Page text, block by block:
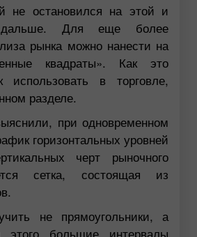
не остановился на этой и
Для еще более
рынка можно нанести на
квадраты». Как это
в торговле,
разделе.
при одновременном
горизонтальных уровней
черт рыночного
сетка, состоящая из
не прямоугольники, а
этого большие интервалы